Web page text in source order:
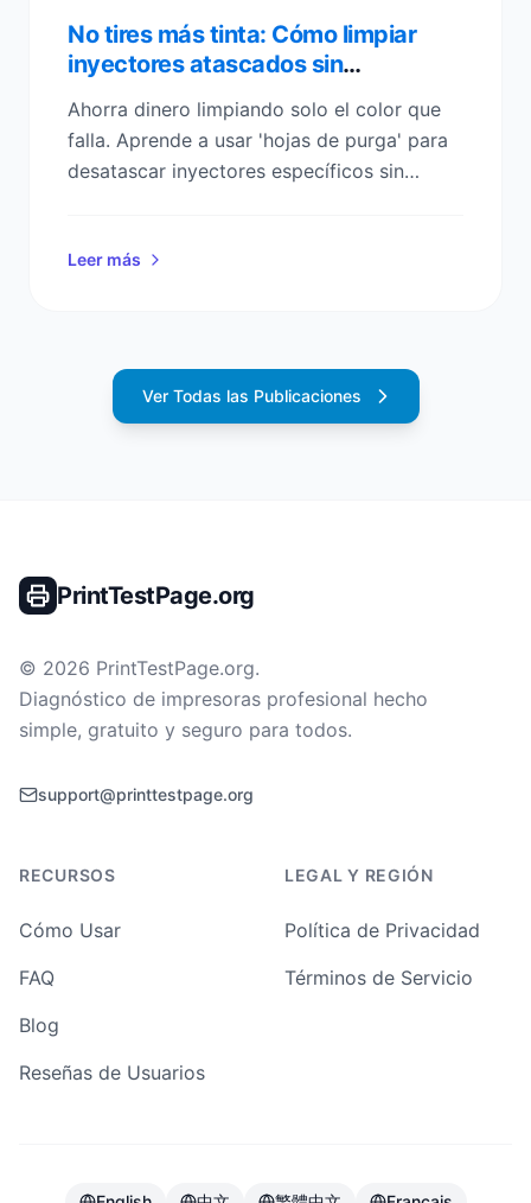
No tires más tinta: Cómo limpiar
inyectores atascados sin
Ahorra dinero limpiando solo el color que
falla. Aprende a usar 'hojas de purga' para
desatascar inyectores específicos sin
Leer más
Ver Todas las Publicaciones
PrintTestPage.org
© 2026 PrintTestPage.org.
Diagnóstico de impresoras profesional hecho
simple, gratuito y seguro para todos.
support@printtestpage.org
RECURSOS
Cómo Usar
FAQ
Blog
Reseñas de Usuarios
LEGAL Y REGIÓN
Política de Privacidad
Términos de Servicio